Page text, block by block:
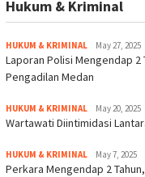
Hukum & Kriminal
HUKUM & KRIMINAL May 27, 2025
Laporan Polisi Mengendap
Pengadilan Medan
HUKUM & KRIMINAL May 20, 2025
Wartawati Diintimidasi
HUKUM & KRIMINAL May 7, 2025
Perkara Mengendap 2